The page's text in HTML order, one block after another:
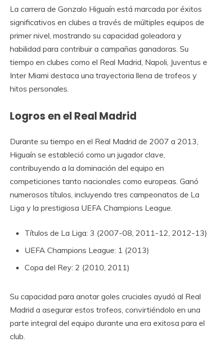
La carrera de Gonzalo Higuaín está marcada por éxitos
significativos en clubes a través de múltiples equipos de
primer nivel, mostrando su capacidad goleadora y
habilidad para contribuir a campañas ganadoras. Su
tiempo en clubes como el Real Madrid, Napoli, Juventus e
Inter Miami destaca una trayectoria llena de trofeos y
hitos personales.
Logros en el Real Madrid
Durante su tiempo en el Real Madrid de 2007 a 2013,
Higuaín se estableció como un jugador clave,
contribuyendo a la dominación del equipo en
competiciones tanto nacionales como europeas. Ganó
numerosos títulos, incluyendo tres campeonatos de La
Liga y la prestigiosa UEFA Champions League.
Títulos de La Liga: 3 (2007-08, 2011-12, 2012-13)
UEFA Champions League: 1 (2013)
Copa del Rey: 2 (2010, 2011)
Su capacidad para anotar goles cruciales ayudó al Real
Madrid a asegurar estos trofeos, convirtiéndolo en una
parte integral del equipo durante una era exitosa para el
club.